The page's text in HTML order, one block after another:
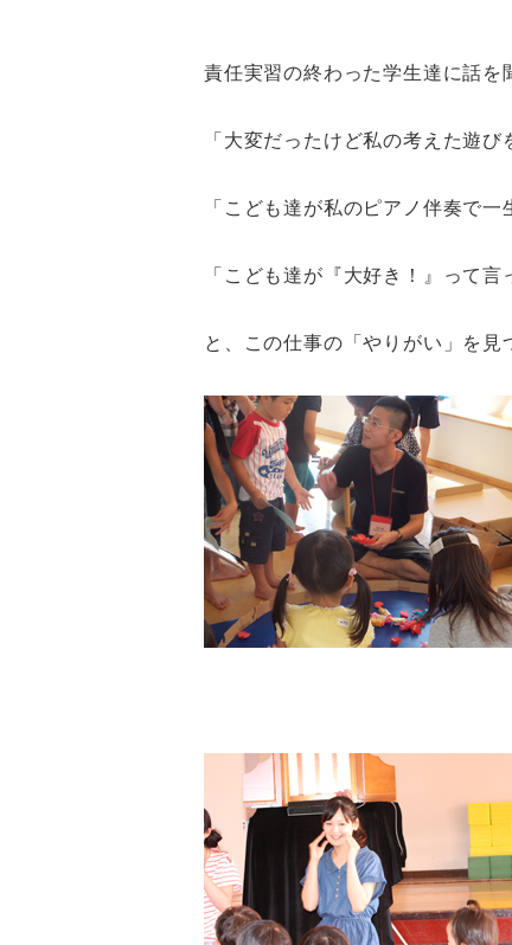
責任実習の終わった学生達に話を
「大変だったけど私の考えた遊
「こども達が私のピアノ伴奏で一
「こども達が『大好き！』って
と、この仕事の「やりがい」を見